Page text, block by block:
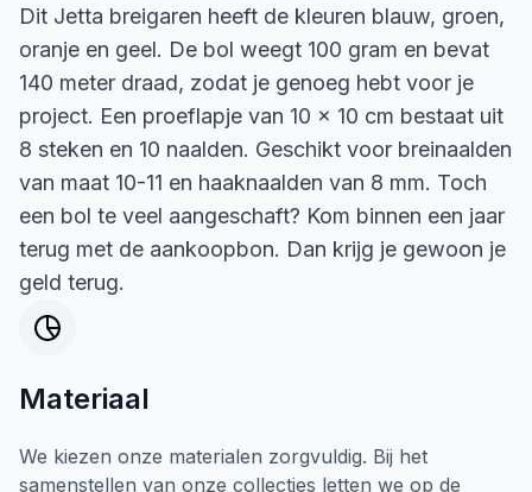
Dit Jetta breigaren heeft de kleuren blauw, groen,
oranje en geel. De bol weegt 100 gram en bevat
140 meter draad, zodat je genoeg hebt voor je
project. Een proeflapje van 10 x 10 cm bestaat uit
8 steken en 10 naalden. Geschikt voor breinaalden
van maat 10-11 en haaknaalden van 8 mm. Toch
een bol te veel aangeschaft? Kom binnen een jaar
terug met de aankoopbon. Dan krijg je gewoon je
geld terug.
Materiaal
We kiezen onze materialen zorgvuldig. Bij het
samenstellen van onze collecties letten we op de